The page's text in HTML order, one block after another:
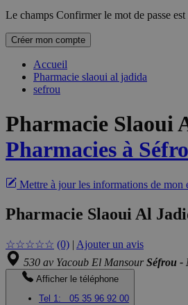
Le champs Confirmer le mot de passe est
Créer mon compte
Accueil
Pharmacie slaoui al jadida
sefrou
Pharmacie Slaoui
Pharmacies à
Mettre à jour les informations de mon
Pharmacie Slaoui Al
☆☆☆☆☆ (0) | Ajouter un avis
530 av Yacoub El MansourSéfrou -
Afficher le téléphone
Tel 1:
05 35 96 92 00